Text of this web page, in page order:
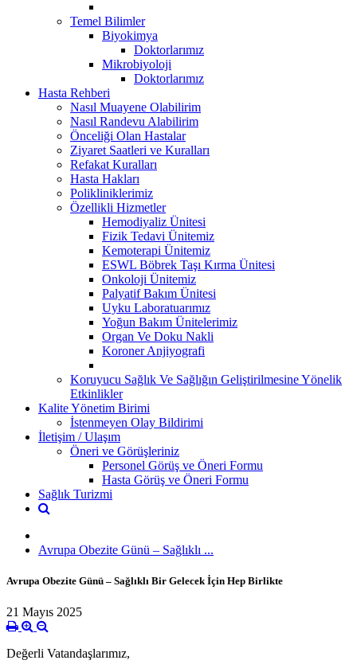
Temel Bilimler
Biyokimya
Doktorlarımız
Mikrobiyoloji
Doktorlarımız
Hasta Rehberi
Nasıl Muayene Olabilirim
Nasıl Randevu Alabilirim
Önceliği Olan Hastalar
Ziyaret Saatleri ve Kuralları
Refakat Kuralları
Hasta Hakları
Polikliniklerimiz
Özellikli Hizmetler
Hemodiyaliz Ünitesi
Fizik Tedavi Ünitemiz
Kemoterapi Ünitemiz
ESWL Böbrek Taşı Kırma Ünitesi
Onkoloji Ünitemiz
Palyatif Bakım Ünitesi
Uyku Laboratuarımız
Yoğun Bakım Ünitelerimiz
Organ Ve Doku Nakli
Koroner Anjiyografi
Koruyucu Sağlık Ve Sağlığın Geliştirilmesine Yönelik
Etkinlikler
Kalite Yönetim Birimi
İstenmeyen Olay Bildirimi
İletişim / Ulaşım
Öneri ve Görüşleriniz
Personel Görüş ve Öneri Formu
Hasta Görüş ve Öneri Formu
Sağlık Turizmi
Avrupa Obezite Günü – Sağlıklı ...
Avrupa Obezite Günü – Sağlıklı Bir Gelecek İçin Hep Birlikte
21 Mayıs 2025
Değerli Vatandaşlarımız,